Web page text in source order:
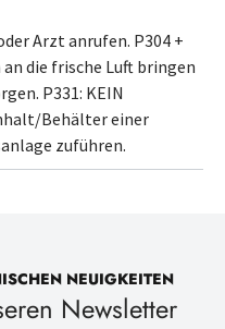
Arzt anrufen. P304 +
an die frische Luft bringen
P331: KEIN
Behältereiner
zuführen.
NEUIGKEITEN
Newsletter